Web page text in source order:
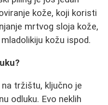
kože, koji koristi
mrtvog sloja kože,
kožu ispod.
tržištu, ključno je
odluku. Evo neklih